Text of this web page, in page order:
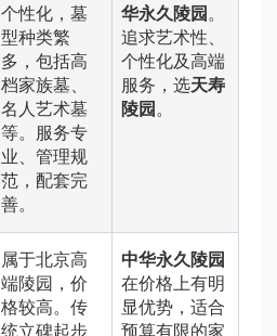
个性化，墓
型种类繁
多，包括高
档家族墓、
名人艺术墓
等。服务专
业、管理规
范，配套完
善。
华永久陵园 。
追求艺术性、
个性化及高端
服务，选天寿
陵园 。
属于北京高
端陵园，价
格较高。传
统立碑起步
中华永久陵园
在价格上有明
显优势，适合
预算有限的家